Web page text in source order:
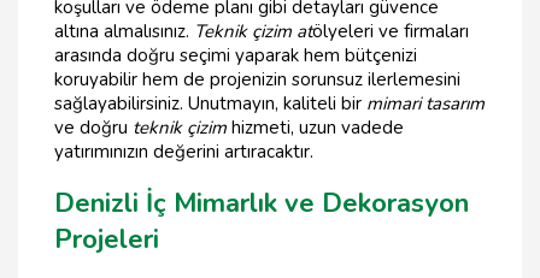
koşulları ve ödeme planı gibi detayları güvence
altına almalısınız. Teknik çizim atölyeleri ve firmaları
arasında doğru seçimi yaparak hem bütçenizi
koruyabilir hem de projenizin sorunsuz ilerlemesini
sağlayabilirsiniz. Unutmayın, kaliteli bir mimari tasarım
ve doğru teknik çizim hizmeti, uzun vadede
yatırımınızın değerini artıracaktır.
Denizli İç Mimarlık ve Dekorasyon
Projeleri